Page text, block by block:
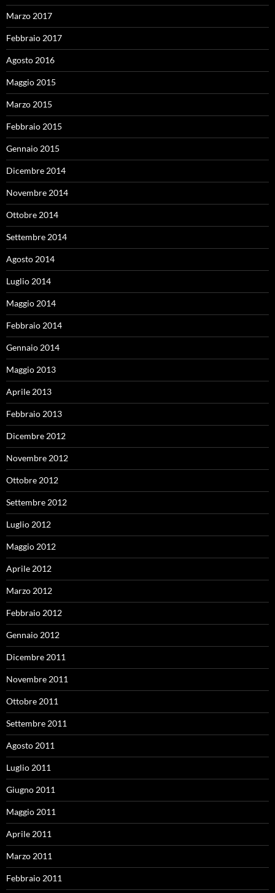
Marzo 2017
Febbraio 2017
Agosto 2016
Maggio 2015
Marzo 2015
Febbraio 2015
Gennaio 2015
Dicembre 2014
Novembre 2014
Ottobre 2014
Settembre 2014
Agosto 2014
Luglio 2014
Maggio 2014
Febbraio 2014
Gennaio 2014
Maggio 2013
Aprile 2013
Febbraio 2013
Dicembre 2012
Novembre 2012
Ottobre 2012
Settembre 2012
Luglio 2012
Maggio 2012
Aprile 2012
Marzo 2012
Febbraio 2012
Gennaio 2012
Dicembre 2011
Novembre 2011
Ottobre 2011
Settembre 2011
Agosto 2011
Luglio 2011
Giugno 2011
Maggio 2011
Aprile 2011
Marzo 2011
Febbraio 2011